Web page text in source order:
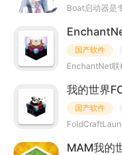
国产软件
国产软件